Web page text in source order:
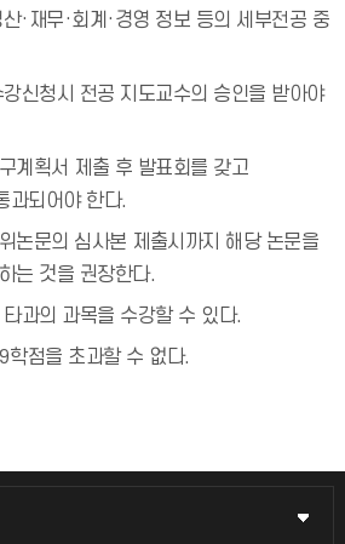
·재무·회계·경영 정보 등의 세부전공 중
신청시 전공 지도교수의 승인을 받아야
계획서 제출 후 발표회를 갖고
과되어야 한다.
논문의 심사본 제출시까지 해당 논문을
는 것을 권장한다.
과의 과목을 수강할 수 있다.
학점을 초과할 수 없다.